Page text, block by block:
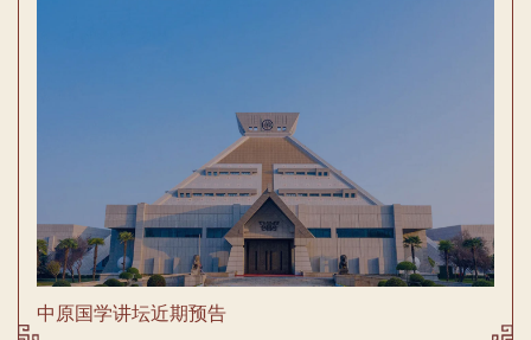
中原国学讲坛近期预告